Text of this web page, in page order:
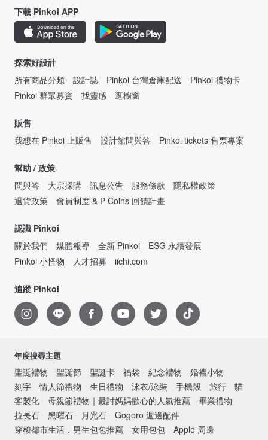
下載 Pinkoi APP
探索好設計
所有商品分類
設計誌 Pinkoi 台灣倉庫配送
Pinkoi 禮物卡
Pinkoi 群眾募資
找靈感 逛櫥窗
販售
我想在 Pinkoi 上販售
設計館問與答 Pinkoi tickets 售票專案
幫助 / 政策
問與答
大宗採購 訊息公告 服務條款
隱私權政策
退貨政策
會員制度 & P Coins 回饋計畫
認識 Pinkoi
關於我們
媒體報導 全新 Pinkoi
ESG 永續發展
Pinkoi 小怪物
人才招募 iichi.com
追蹤 Pinkoi
年度搜尋主題
聖誕禮物 聖誕節 聖誕卡 福袋 紀念禮物
婚禮小物
刻字
情人節禮物 生日禮物 泳衣/泳裝 手機殼 旅行
貓
客製化
母親節禮物｜最討媽媽歡心的人氣推薦
畢業禮物
拉長石
黑曜石 月光石
Gogoro 週邊配件
穿梭都市生活．男生包包推薦
女用包包
Apple 周邊